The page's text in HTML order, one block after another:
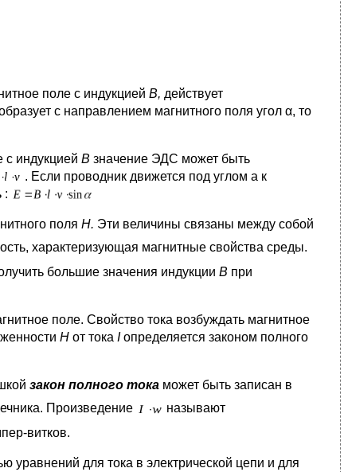
поле с индукцией В, действует
с направлением магнитного поля угол α, то
с индукцией В значение ЭДС может быть
. Если проводник движется под углом а к
:
поля Н. Эти величины связаны между собой
характеризующая магнитные свойства среды.
большие значения индукции В при
поле. Свойство тока возбуждать магнитное
H от тока Iопределяется законом полного
закон полного тока может быть записан в
Произведение
называют
витков.
уравнений для тока в электрической цепи и для